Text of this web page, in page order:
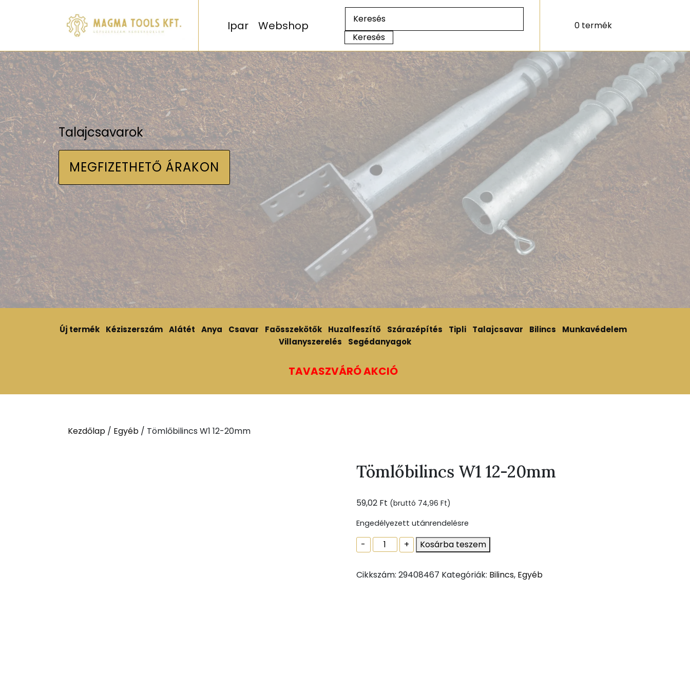
Ipar Webshop 0 termék
Talajcsavarok
MEGFIZETHETŐ ÁRAKON
Új termék Kéziszerszám Alátét Anya Csavar Faösszekötők Huzalfeszítő Szárazépítés Tipli Talajcsavar Bilincs
Munkavédelem
Villanyszerelés
Segédanyagok
TAVASZVÁRÓ AKCIÓ
Kezdőlap / Egyéb / Tömlőbilincs W1 12-20mm
Tömlőbilincs W1 12-20mm
59,02 Ft (bruttó 74,96 Ft)
Engedélyezett utánrendelésre
-
Tömlőbilincs
W1
20mm
+ Kosárba teszem
Cikkszám: 29408467 Kategóriák: Bilincs, Egyéb